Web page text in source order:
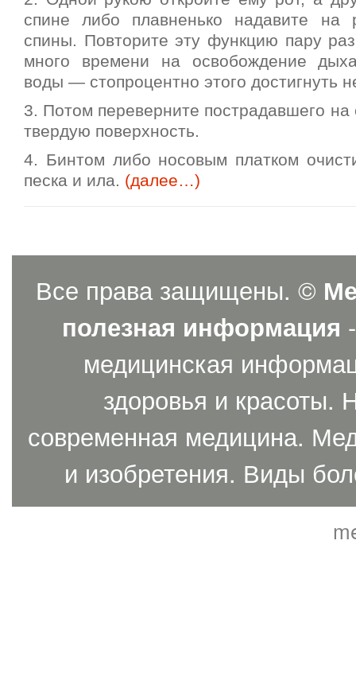
спине либо плавненько надавите на
спины. Повторите эту функцию пару
много времени на освобождение
воды — стопроцентно этого достигнуть
3. Потом переверните пострадавшего на
твердую поверхность.
4. Бинтом либо носовым платком
песка и ила. (далее…)
Все права защищены. ©
полезная информация
медицинская
здоровья и красоты.
современная медицина.
и изобретения. Виды